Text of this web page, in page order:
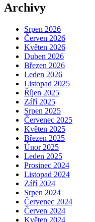
Archivy
Srpen 2026
Červen 2026
Květen 2026
Duben 2026
Březen 2026
Leden 2026
Listopad 2025
Říjen 2025
Září 2025
Srpen 2025
Červenec 2025
Květen 2025
Březen 2025
Únor 2025
Leden 2025
Prosinec 2024
Listopad 2024
Září 2024
Srpen 2024
Červenec 2024
Červen 2024
Květen 2024